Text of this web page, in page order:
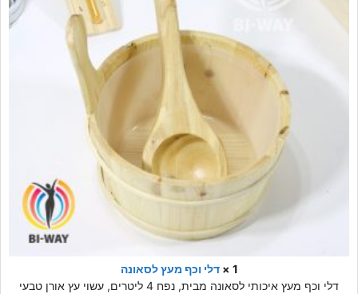
1 ×
דלי וכף מעץ לסאונה
דלי וכף מעץ איכותי לסאונה מבית, נפח 4 ליטרים, עשוי עץ אורן טבעי